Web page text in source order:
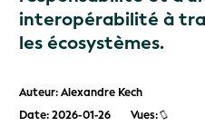
interopérabilité à
les écosystèmes.
Auteur: Alexandre Kech
Date: 2026-01-26
Vues: